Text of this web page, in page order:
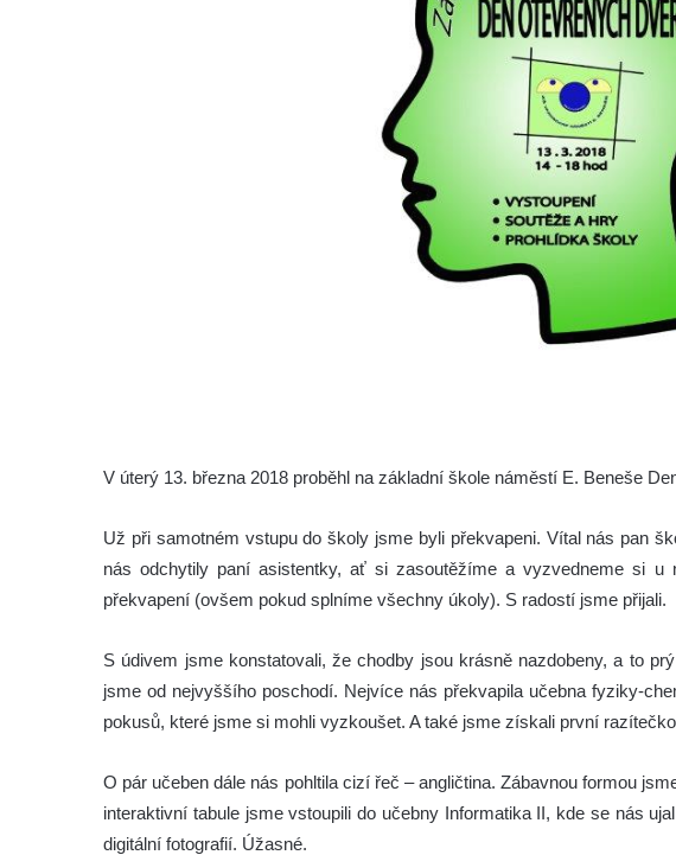
V úterý 13. března 2018 proběhl na základní škole náměstí E. Beneše
Už při samotném vstupu do školy jsme byli překvapeni. Vítal nás pan
nás odchytily paní asistentky, ať si zasoutěžíme a vyzvedneme si
překvapení (ovšem pokud splníme všechny úkoly). S radostí jsme přijali.
S údivem jsme konstatovali, že chodby jsou krásně nazdobeny, a to
jsme od nejvyššího poschodí. Nejvíce nás překvapila učebna fyziky-
pokusů, které jsme si mohli vyzkoušet. A také jsme získali první
O pár učeben dále nás pohltila cizí řeč – angličtina. Zábavnou formou
interaktivní tabule jsme vstoupili do učebny Informatika II, kde se nás
digitální fotografií. Úžasné.